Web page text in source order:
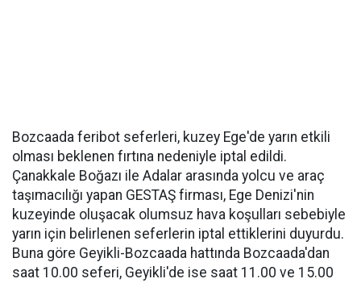
Bozcaada feribot seferleri, kuzey Ege'de yarın etkili
olması beklenen fırtına nedeniyle iptal edildi.
Çanakkale Boğazı ile Adalar arasında yolcu ve araç
taşımacılığı yapan GESTAŞ firması, Ege Denizi'nin
kuzeyinde oluşacak olumsuz hava koşulları sebebiyle
yarın için belirlenen seferlerin iptal ettiklerini duyurdu.
Buna göre Geyikli-Bozcaada hattında Bozcaada'dan
saat 10.00 seferi, Geyikli'de ise saat 11.00 ve 15.00